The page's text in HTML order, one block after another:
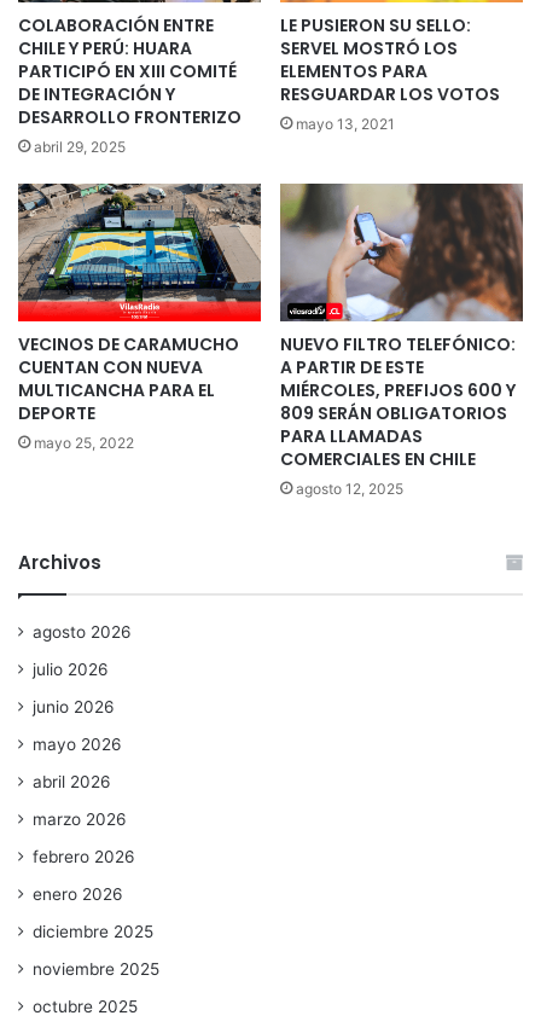
COLABORACIÓN ENTRE
CHILE Y PERÚ: HUARA
PARTICIPÓ EN XIII COMITÉ
DE INTEGRACIÓN Y
DESARROLLO FRONTERIZO
abril 29, 2025
LE PUSIERON SU SELLO:
SERVEL MOSTRÓ LOS
ELEMENTOS PARA
RESGUARDAR LOS VOTOS
mayo 13, 2021
VECINOS DE CARAMUCHO
CUENTAN CON NUEVA
MULTICANCHA PARA EL
DEPORTE
mayo 25, 2022
NUEVO FILTRO TELEFÓNICO:
A PARTIR DE ESTE
MIÉRCOLES, PREFIJOS 600 Y
809 SERÁN OBLIGATORIOS
PARA LLAMADAS
COMERCIALES EN CHILE
agosto 12, 2025
Archivos
agosto 2026
julio 2026
junio 2026
mayo 2026
abril 2026
marzo 2026
febrero 2026
enero 2026
diciembre 2025
noviembre 2025
octubre 2025